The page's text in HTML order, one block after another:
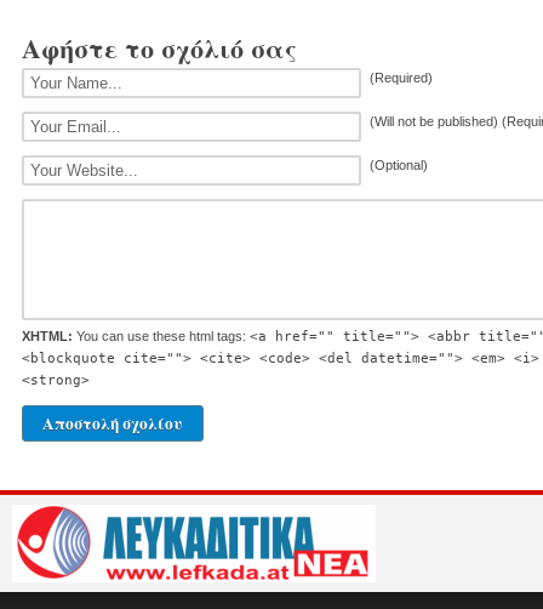
Αφήστε το σχόλιό σας
(Required)
(Will not be published)
(Optional)
XHTML: You can use these html tags: <a href="" title=""> <abbr
<blockquote cite=""> <cite> <code> <del datetime=""> <em>
<strong>